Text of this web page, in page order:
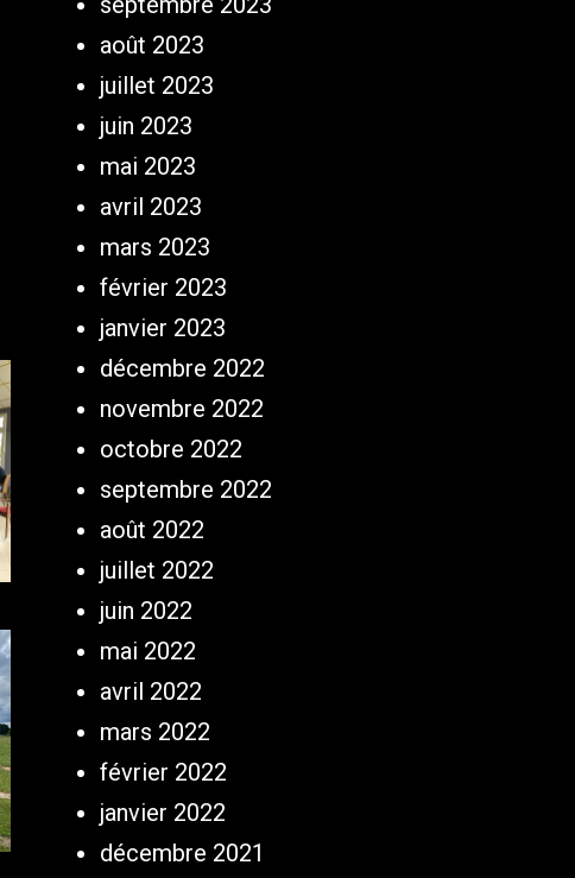
août 2023
juillet 2023
juin 2023
mai 2023
avril 2023
mars 2023
février 2023
janvier 2023
décembre 2022
novembre 2022
octobre 2022
septembre 2022
août 2022
juillet 2022
juin 2022
mai 2022
avril 2022
mars 2022
février 2022
janvier 2022
décembre 2021